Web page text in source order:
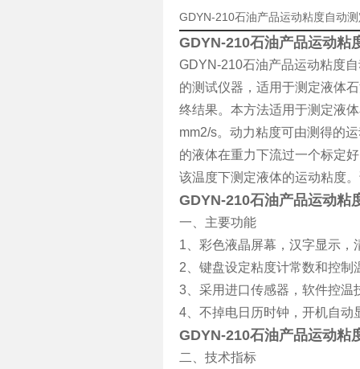
GDYN-210石油产品运动粘度自动
GDYN-210石油产品运动粘
GDYN-210石油产品运动粘度
的测试仪器，适用于测定液体
终结果。本方法适用于测定液
mm2/s。动力粘度可由测得的
的液体在重力下流过一个标定
该温度下测定液体的运动粘度
GDYN-210石油产品运动粘
一、主要功能
1
彩色液晶屏幕，汉字显示，
2 、键盘设定粘度计常数和控
3 、采用进口传感器，软件控
4 、不掉电日历时钟，开机自
GDYN-210石油产品运动粘
二、技术指标